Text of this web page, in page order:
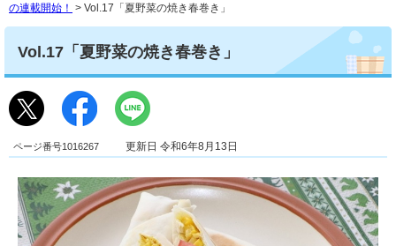
の連載開始！ > Vol.17「夏野菜の焼き春巻き」
Vol.17「夏野菜の焼き春巻き」
ページ番号1016267 更新日 令和6年8月13日